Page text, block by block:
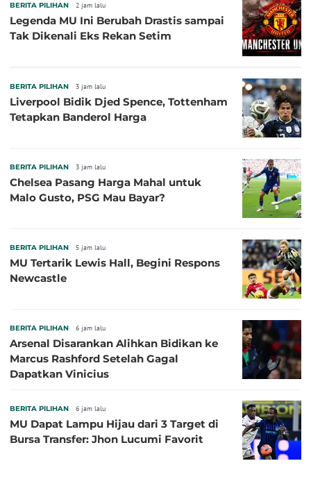
BERITA PILIHAN 2 jam lalu
Legenda MU Ini Berubah Drastis sampai
Tak Dikenali Eks Rekan Setim
BERITA PILIHAN 3 jam lalu
Liverpool Bidik Djed Spence, Tottenham
Tetapkan Banderol Harga
BERITA PILIHAN 3 jam lalu
Chelsea Pasang Harga Mahal untuk
Malo Gusto, PSG Mau Bayar?
BERITA PILIHAN 5 jam lalu
MU Tertarik Lewis Hall, Begini Respons
Newcastle
BERITA PILIHAN 6 jam lalu
Arsenal Disarankan Alihkan Bidikan ke
Marcus Rashford Setelah Gagal
Dapatkan Vinicius
BERITA PILIHAN 6 jam lalu
MU Dapat Lampu Hijau dari 3 Target di
Bursa Transfer: Jhon Lucumi Favorit